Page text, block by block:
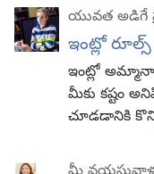
యువత అడిగే
ఇంట్లో
ఇంట్లో
మీకు కష్టం
చూడడానికి